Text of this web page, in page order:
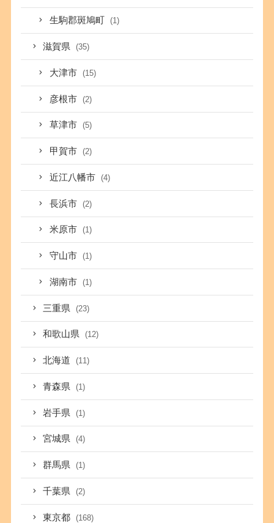
生駒郡斑鳩町 (1)
滋賀県 (35)
大津市 (15)
彦根市 (2)
草津市 (5)
甲賀市 (2)
近江八幡市 (4)
長浜市 (2)
米原市 (1)
守山市 (1)
湖南市 (1)
三重県 (23)
和歌山県 (12)
北海道 (11)
青森県 (1)
岩手県 (1)
宮城県 (4)
群馬県 (1)
千葉県 (2)
東京都 (168)